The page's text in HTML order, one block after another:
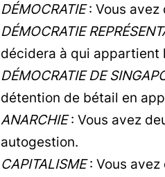
DÉMOCRATIE: Vous avez
DÉMOCRATIE
décidera à qui appartient
DÉMOCRATIE DE
détention de bétail en
ANARCHIE: Vous avez
autogestion.
CAPITALISME: Vous avez